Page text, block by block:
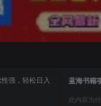
蓝海书籍
此内容为